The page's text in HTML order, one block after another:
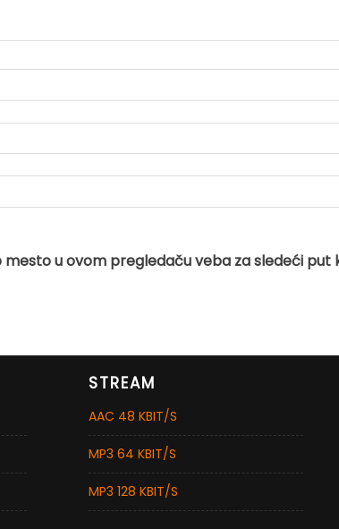
mesto u ovom pregledaču veba za sledeći
STREAM
AAC 48 KBIT/S
MP3 64 KBIT/S
MP3 128 KBIT/S